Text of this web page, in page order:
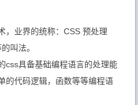
，业界的统称：CSS 预处理
叫法。
css具备基础编程语言的处理能
的代码逻辑，函数等等编程语